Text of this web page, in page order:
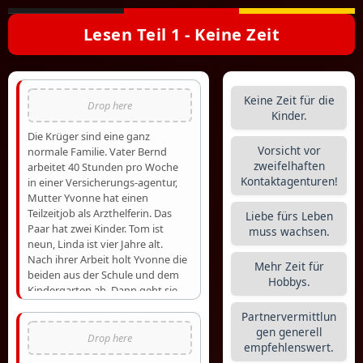
Lesen Teil 1 - Keine Zeit
Die Krüger sind eine ganz
normale Familie. Vater Bernd
arbeitet 40 Stunden pro Woche
in einer Versicherungs-agentur,
Mutter Yvonne hat einen
Teilzeitjob als Arzthelferin. Das
Paar hat zwei Kinder. Tom ist
neun, Linda ist vier Jahre alt.
Nach ihrer Arbeit holt Yvonne die
beiden aus der Schule und dem
Kindergarten ab. Dann geht sie
kocht, sie bringt Tom zum
Fußballtraining oder Linda zum
Turnen. Wenn Bernd abends
Keine Zeit für die
Kinder.
Vorsicht vor
zweifelhaften
Kontaktagenturen!
Liebe fürs Leben
muss wachsen.
Mehr Zeit für
Hobbys.
Partnervermittlun
gen generell
empfehlenswert.